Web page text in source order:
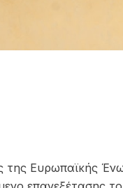
Ευρωπαϊκής